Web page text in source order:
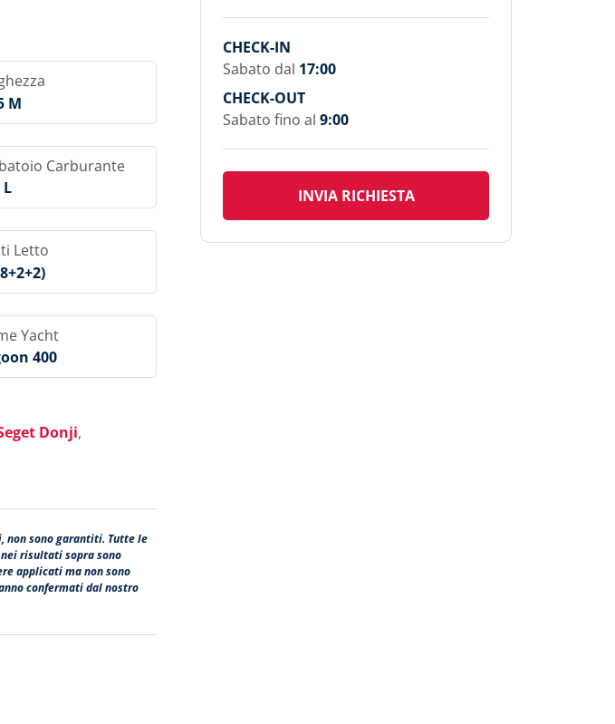
M
Carburante
L
Letto
Yacht
400
Donji,
non sono garantiti. Tutte le
risultati sopra sono
applicati ma non sono
confermati dal nostro
CHECK-IN
Sabato dal 17:00
CHECK-OUT
Sabato fino al 9:00
INVIA RICHIESTA